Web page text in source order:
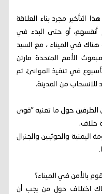
التأخير مجرد بناء العلاقة
أنفسهم، أو حتى البدء في
هناك في الميناء ، مع السيد
الأمم المتحدة مارتن
في تنفيذ الموانئ، ثم
للانسحاب من المدينة.
الطرفين حول ما تعنيه "قوى
خلاف.
اليمنية والحوثيين والجنرال
بالأمن في الميناء؟
اختلاف حول من يجب أن